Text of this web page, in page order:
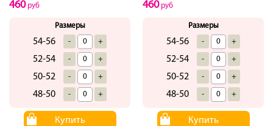
460руб
Размеры
54-56 - +
52-54 - +
50-52 - +
48-50 - +
Купить
460руб
Размеры
54-56 - +
52-54 - +
50-52 - +
48-50 - +
Купить